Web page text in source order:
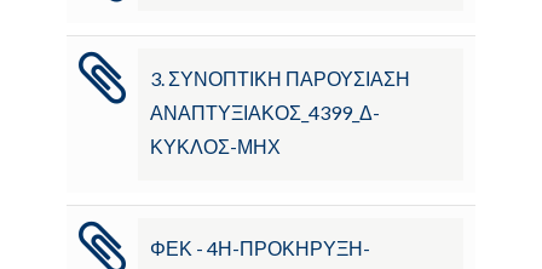
3. ΣΥΝΟΠΤΙΚΗ ΠΑΡΟΥΣΙΑΣΗ
ΑΝΑΠΤΥΞΙΑΚΟΣ_4399_Δ-
ΚΥΚΛΟΣ-ΜΗΧ
ΦΕΚ - 4Η-ΠΡΟΚΗΡΥΞΗ-